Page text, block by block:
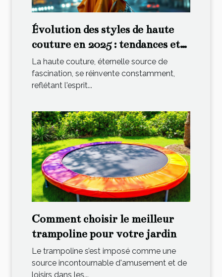
Évolution des styles de haute
couture en 2025 : tendances et
influences
La haute couture, éternelle source de
fascination, se réinvente constamment,
reflétant l'esprit...
Comment choisir le meilleur
trampoline pour votre jardin
Le trampoline s’est imposé comme une
source incontournable d'amusement et de
loisirs dans les...